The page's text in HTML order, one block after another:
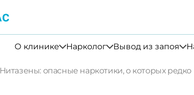
О клинике Нарколог Вывод из запоя
Нитазены: опасные наркотики, о которых редко